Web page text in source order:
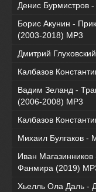
Денис Бурмистров
Борис Акунин -
(2003-2018) МР3
Дмитрий
Калбазов
Вадим Зеланд -
(2006-2008) MP3
Калбазов
Михаил Булгаков -
Иван
Фанмира (2019)
Хьелль Ола Даль -